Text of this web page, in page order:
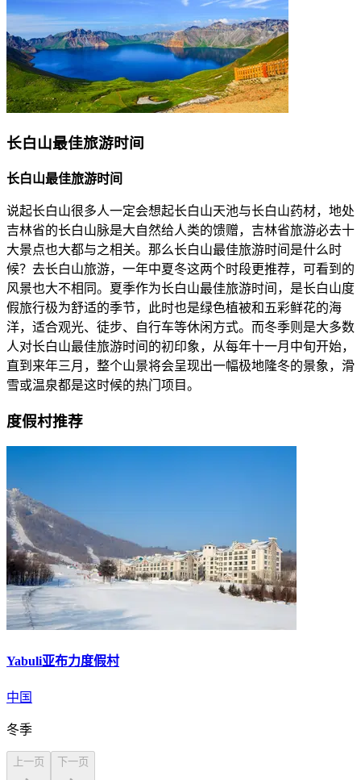
长白山最佳旅游时间
长白山最佳旅游时间
说起长白山很多人一定会想起长白山天池与长白山药材，地处
吉林省的长白山脉是大自然给人类的馈赠，吉林省旅游必去十
大景点也大都与之相关。那么长白山最佳旅游时间是什么时
候？去长白山旅游，一年中夏冬这两个时段更推荐，可看到的
风景也大不相同。夏季作为长白山最佳旅游时间，是长白山度
假旅行极为舒适的季节，此时也是绿色植被和五彩鲜花的海
洋，适合观光、徒步、自行车等休闲方式。而冬季则是大多数
人对长白山最佳旅游时间的初印象，从每年十一月中旬开始，
直到来年三月，整个山景将会呈现出一幅极地隆冬的景象，滑
雪或温泉都是这时候的热门项目。
度假村推荐
Yabuli亚布力度假村
中国
冬季
上一页 下一页